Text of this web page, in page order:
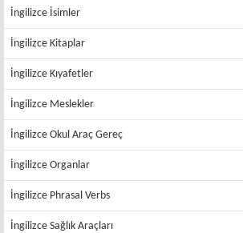
İngilizce İsimler
İngilizce Kitaplar
İngilizce Kıyafetler
İngilizce Meslekler
İngilizce Okul Araç Gereç
İngilizce Organlar
İngilizce Phrasal Verbs
İngilizce Sağlık Araçları